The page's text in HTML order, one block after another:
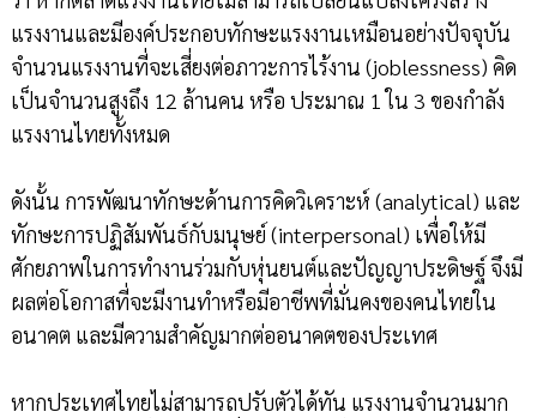
แรงงานและมีองค์ประกอบทักษะแรงงานเหมือนอย่างปัจจุบัน
จำนวนแรงงานที่จะเสี่ยงต่อภาวะการไร้งาน (joblessness) คิด
เป็นจำนวนสูงถึง 12 ล้านคน หรือ ประมาณ 1 ใน 3 ของกำลัง
แรงงานไทยทั้งหมด
ดังนั้น การพัฒนาทักษะด้านการคิดวิเคราะห์ (analytical) และ
ทักษะการปฏิสัมพันธ์กับมนุษย์ (interpersonal) เพื่อให้มี
ศักยภาพในการทำงานร่วมกับหุ่นยนต์และปัญญาประดิษฐ์ จึงมี
ผลต่อโอกาสที่จะมีงานทำหรือมีอาชีพที่มั่นคงของคนไทยใน
อนาคต และมีความสำคัญมากต่ออนาคตของประเทศ
หากประเทศไทยไม่สามารถปรับตัวได้ทัน แรงงานจำนวนมาก